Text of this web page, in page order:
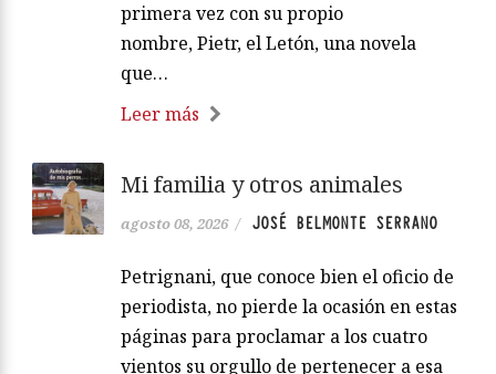
primera vez con su propio
nombre, Pietr, el Letón, una novela
que…
Leer más
Mi familia y otros animales
agosto 08, 2026 / JOSÉ BELMONTE SERRANO
Petrignani, que conoce bien el oficio de
periodista, no pierde la ocasión en estas
páginas para proclamar a los cuatro
vientos su orgullo de pertenecer a esa